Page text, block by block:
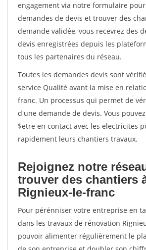
engagement via notre formulaire
demandes de devis et trouver des
demande validée, vous recevrez des
devis enregistrées depuis les
tous les partenaires du réseau.
Toutes les demandes devis sont
service Qualité avant la mise en
franc. Un processus qui permet de
d'une demande de devis. Vous
$etre en contact avec les electricites
rapidement leurs chantiers travaux.
Rejoignez notre
trouver des chantiers
Rignieux-le-franc
Pour pérénniser votre entreprise en
dans les travaux de rénovation
pouvoir alimenter régulièrement le